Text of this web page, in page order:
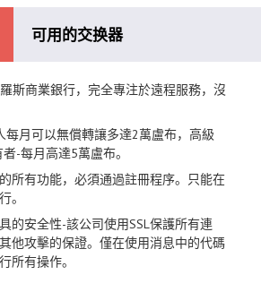
可用的交换器
斯商業銀行，完全專注於遠程服務，沒
每月可以無償轉讓多達2萬盧布，高級
-每月高達5萬盧布。
所有功能，必須通過註冊程序。只能在
。
的安全性-該公司使用SSL保護所有連
他攻擊的保證。僅在使用消息中的代碼
所有操作。